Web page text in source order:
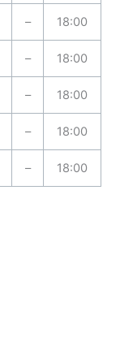
– 18:00
– 18:00
– 18:00
– 18:00
– 18:00